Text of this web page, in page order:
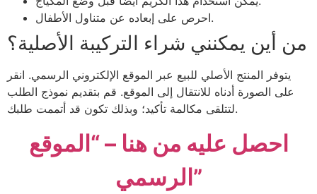
احرص على إبعاده عن متناول الأطفال.
من أين يمكنني شراء التركيبة الأصلية؟
يتوفر المنتج الأصلي للبيع عبر الموقع الإلكتروني الرسمي. انقر
على الصورة أدناه للانتقال إلى الموقع. قم بتقديم نموذج الطلب
لتتلقى مكالمة تأكيد؛ وبذلك تكون قد أتممت طلبك.
احصل عليه من هنا – “الموقع
الرسمي”